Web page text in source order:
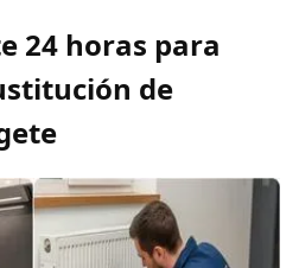
24 horas para
de